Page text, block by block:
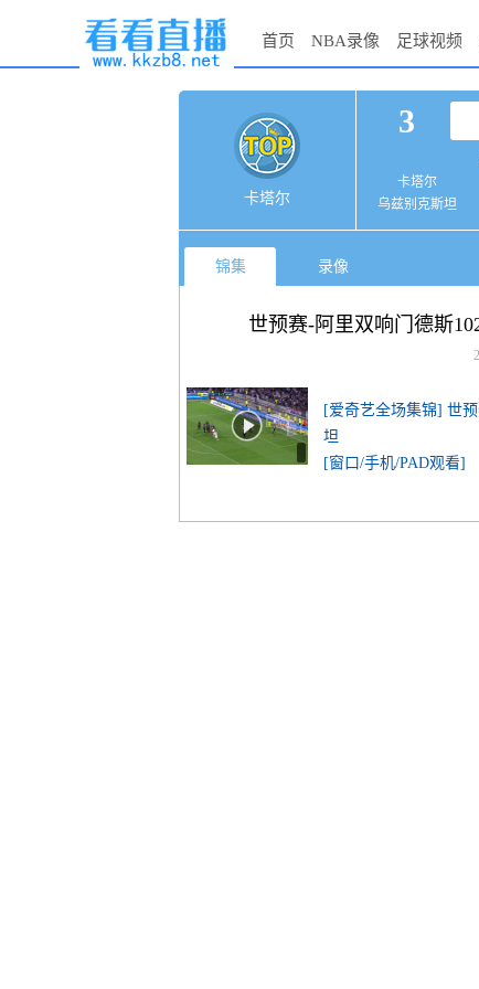
首页 NBA录像 足球视频
卡塔尔
3
卡塔尔
乌兹别克斯坦
锦集 录像
世预赛-阿里双响门德斯
[爱奇艺全场集锦] 世
坦
[窗口/手机/PAD观看]